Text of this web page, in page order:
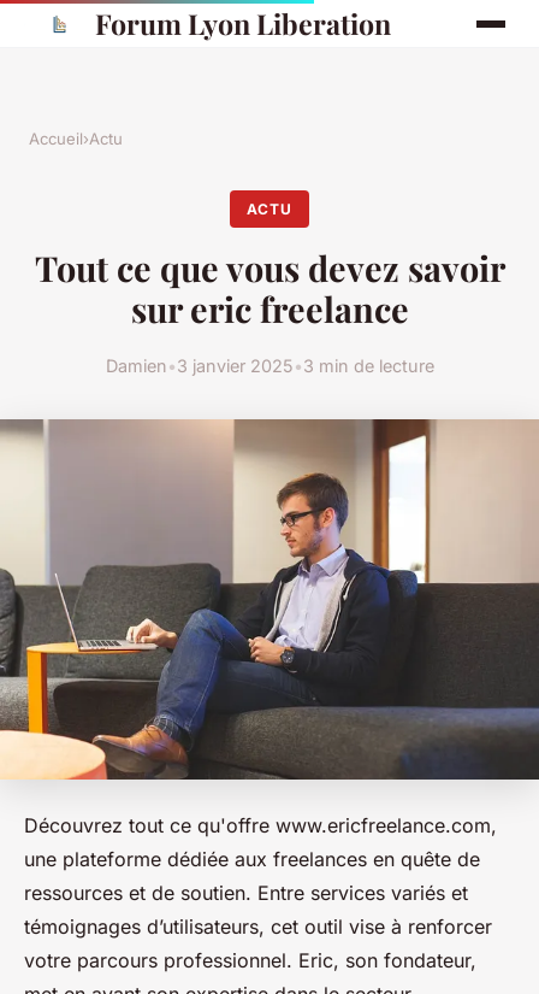
Forum Lyon Liberation
Accueil›Actu
ACTU
Tout ce que vous devez savoir
sur eric freelance
Damien•3 janvier 2025•3 min de lecture
Découvrez tout ce qu'offre www.ericfreelance.com,
une plateforme dédiée aux freelances en quête de
ressources et de soutien. Entre services variés et
témoignages d’utilisateurs, cet outil vise à renforcer
votre parcours professionnel. Eric, son fondateur,